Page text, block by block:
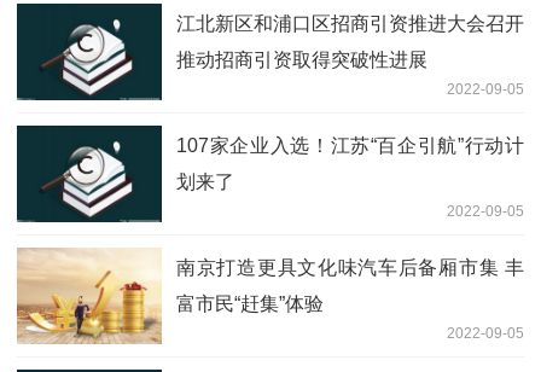
江北新区和浦口区招商引资推进大会召开
推动招商引资取得突破性进展
2022-09-05
107家企业入选！江苏“百企引航”行动计
划来了
2022-09-05
南京打造更具文化味汽车后备厢市集 丰
富市民“赶集”体验
2022-09-05